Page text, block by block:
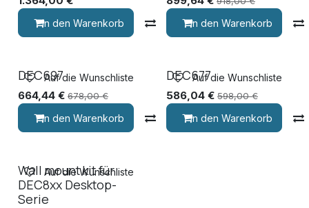
In den Warenkorb Vergleichen
In den Warenkorb
DEC697
664,44 € 678,00€
In den Warenkorb Vergleichen
Auf die Wunschliste DEC677
586,04€ 598,00€
In den Warenkorb
Auf die Wunschliste
Wall mount kit für
DEC8xx Desktop-
Serie
Auf die Wunschliste